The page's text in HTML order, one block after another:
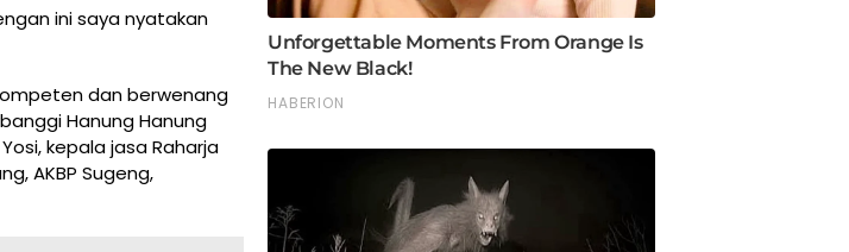
ini saya nyatakan
dan berwenang
Hanung Hanung
kepala jasa Raharja
AKBP Sugeng,